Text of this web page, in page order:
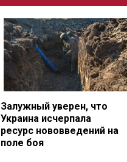
Залужный уверен, что
Украина исчерпала
ресурс нововведений на
поле боя